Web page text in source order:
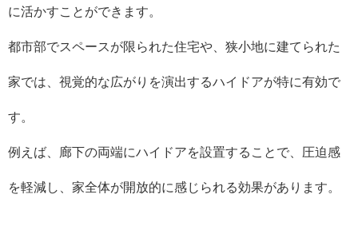
に活かすことができます。
都市部でスペースが限られた住宅や、狭小地に建てられた
家では、視覚的な広がりを演出するハイドアが特に有効で
す。
例えば、廊下の両端にハイドアを設置することで、圧迫感
を軽減し、家全体が開放的に感じられる効果があります。